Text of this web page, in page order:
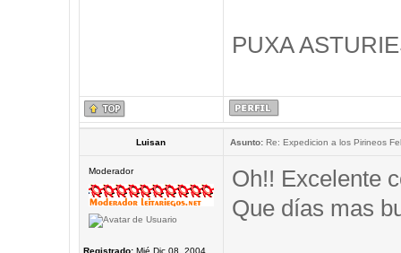
PUXA
Luisan Asunto:Re: Expedicion a los Pirineos
Moderador
Registrado:Mié Dic 08, 2004
Oh!! Excelente
Que días mas